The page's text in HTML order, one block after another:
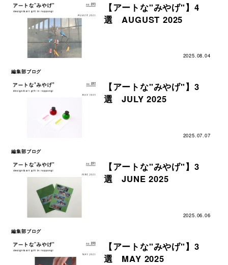
【アートな"みやげ"】4
選 AUGUST 2025
2025.08.04
編集部ブログ
【アートな"みやげ"】3
選 JULY 2025
2025.07.07
編集部ブログ
【アートな"みやげ"】3
選 JUNE 2025
2025.06.06
編集部ブログ
【アートな"みやげ"】3
選 MAY 2025